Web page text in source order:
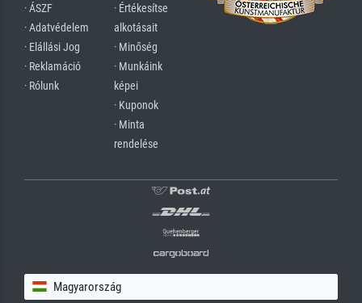
· ÁSZF
· Adatvédelem
· Elállási Jog
· Reklamáció
· Rólunk
· Értékesítse
alkotásait
· Minőség
· Munkáink
képei
· Kuponok
· Minta
rendelése
Magyarország